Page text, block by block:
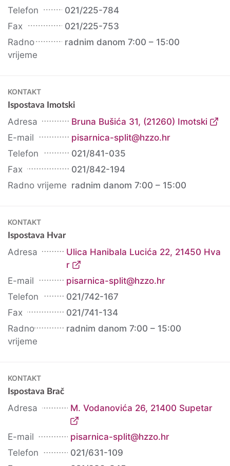
Telefon
021/225-784
Fax
021/225-753
Radno
vrijeme
radnim danom 7:00 – 15:00
KONTAKT
Ispostava Imotski
Adresa
Bruna Bušića 31, (21260) Imotski
E-mail
pisarnica-split@hzzo.hr
Telefon
021/841-035
Fax
021/842-194
Radno vrijeme radnim danom 7:00 – 15:00
KONTAKT
Ispostava Hvar
Adresa
Ulica Hanibala Lucića 22, 21450 Hva
r
E-mail
pisarnica-split@hzzo.hr
Telefon
021/742-167
Fax
021/741-134
Radno
vrijeme
radnim danom 7:00 – 15:00
KONTAKT
Ispostava Brač
Adresa M. Vodanovića 26, 21400 Supetar
E-mail
pisarnica-split@hzzo.hr
Telefon
021/631-109